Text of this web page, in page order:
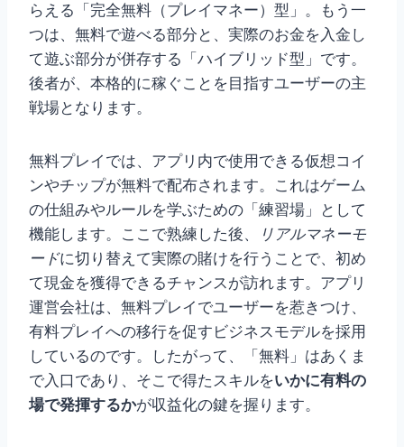
らえる「完全無料（プレイマネー）型」。もう一
つは、無料で遊べる部分と、実際のお金を入金し
て遊ぶ部分が併存する「ハイブリッド型」です。
後者が、本格的に稼ぐことを目指すユーザーの主
戦場となります。
無料プレイでは、アプリ内で使用できる仮想コイ
ンやチップが無料で配布されます。これはゲーム
の仕組みやルールを学ぶための「練習場」として
機能します。ここで熟練した後、
リアルマネーモ
ードに切り替えて実際の賭けを行うことで、初め
て現金を獲得できるチャンスが訪れます。アプリ
運営会社は、無料プレイでユーザーを惹きつけ、
有料プレイへの移行を促すビジネスモデルを採用
しているのです。したがって、「無料」はあくま
で入口であり、そこで得たスキルをいかに有料の
場で発揮するかが収益化の鍵を握ります。